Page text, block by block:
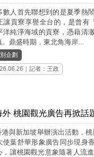
數人首先聯想到的是夏季熱
讓貢寮享譽全台的，是曾
洋純淨海域的貢寮，憑藉清
鼎盛時期，東北角海岸...
企劃
｜記者：王政
桃園觀光廣告再掀話
與新加坡舉辦演出活動，
使葉舒華形象廣告同步現身
，讓桃園觀光意象隨著人流